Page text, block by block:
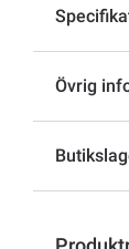
Övrig